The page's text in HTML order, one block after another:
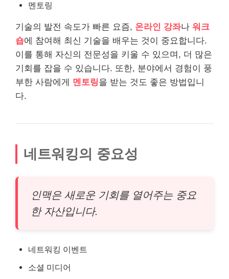
멘토링
기술의 발전 속도가 빠른 요즘, 온라인 강좌나 워크
숍에 참여해 최신 기술을 배우는 것이 중요합니다.
이를 통해 자신의 전문성을 키울 수 있으며, 더 많은
기회를 잡을 수 있습니다. 또한, 분야에서 경험이 풍
부한 사람에게 멘토링을 받는 것도 좋은 방법입니
다.
네트워킹의 중요성
인맥은 새로운 기회를 열어주는 중요
한 자산입니다.
네트워킹 이벤트
소셜 미디어